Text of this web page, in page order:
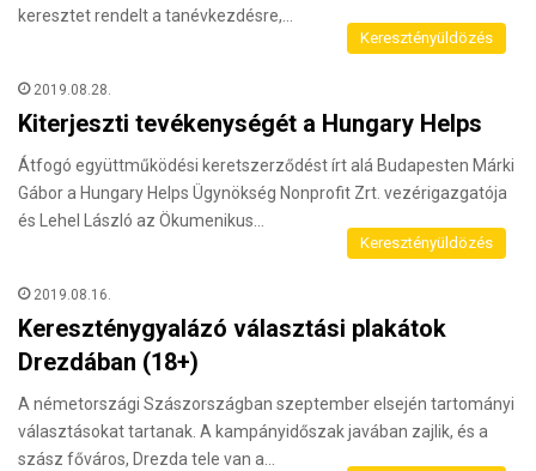
keresztet rendelt a tanévkezdésre,…
Keresztényüldözés
2019.08.28.
Kiterjeszti tevékenységét a Hungary Helps
Átfogó együttműködési keretszerződést írt alá Budapesten Márki
Gábor a Hungary Helps Ügynökség Nonprofit Zrt. vezérigazgatója
és Lehel László az Ökumenikus…
Keresztényüldözés
2019.08.16.
Kereszténygyalázó választási plakátok
Drezdában (18+)
A németországi Szászországban szeptember elsején tartományi
választásokat tartanak. A kampányidőszak javában zajlik, és a
szász főváros, Drezda tele van a…